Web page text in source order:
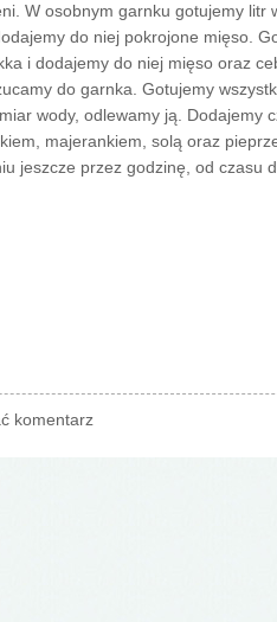
W osobnym garnku gotujemy litr
do niej pokrojone mięso.
i dodajemy do niej mięso oraz
do garnka. Gotujemy
wody, odlewamy ją. Dodajemy
majerankiem, solą oraz
jeszcze przez godzinę, od czasu
komentarz